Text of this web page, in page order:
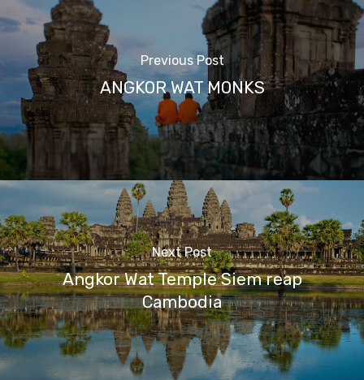
Previous Post
ANGKOR WAT MONKS
Next Post
Angkor Wat Temple Siem reap
Cambodia